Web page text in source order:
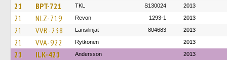
21 BPT-721 TKL S130024 2013
21 NLZ-719 Revon 1293-1 2013
21 VVB-238 Länsilinjat 804683 2013
21 VVA-922 Rytkönen 2013
21 ILK-421 Andersson 2013